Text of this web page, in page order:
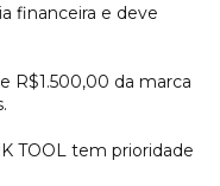
financeira e deve
R$1.500,00 da marca
TOOL tem prioridade